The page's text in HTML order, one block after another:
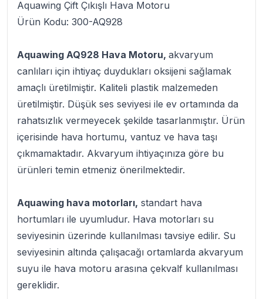
Aquawing Çift Çıkışlı Hava Motoru
Ürün Kodu: 300-AQ928
Aquawing AQ928 Hava Motoru, akvaryum
canlıları için ihtiyaç duydukları oksijeni sağlamak
amaçlı üretilmiştir. Kaliteli plastik malzemeden
üretilmiştir. Düşük ses seviyesi ile ev ortamında da
rahatsızlık vermeyecek şekilde tasarlanmıştır. Ürün
içerisinde hava hortumu, vantuz ve hava taşı
çıkmamaktadır. Akvaryum ihtiyaçınıza göre bu
ürünleri temin etmeniz önerilmektedir.
Aquawing hava motorları, standart hava
hortumları ile uyumludur. Hava motorları su
seviyesinin üzerinde kullanılması tavsiye edilir. Su
seviyesinin altında çalışacağı ortamlarda akvaryum
suyu ile hava motoru arasına çekvalf kullanılması
gereklidir.